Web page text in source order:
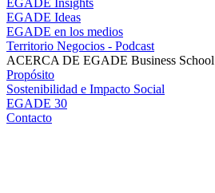
EGADE Insights
EGADE Ideas
EGADE en los medios
Territorio Negocios - Podcast
ACERCA DE EGADE Business School
Propósito
Sostenibilidad e Impacto Social
EGADE 30
Contacto